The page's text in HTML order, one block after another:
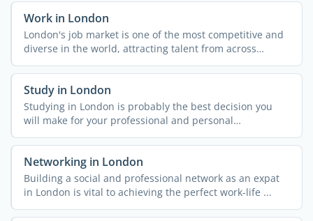
Work in London
London's job market is one of the most competitive and
diverse in the world, attracting talent from across
England ...
Study in London
Studying in London is probably the best decision you
will make for your professional and personal
development. For ...
Networking in London
Building a social and professional network as an expat
in London is vital to achieving the perfect work-life ...